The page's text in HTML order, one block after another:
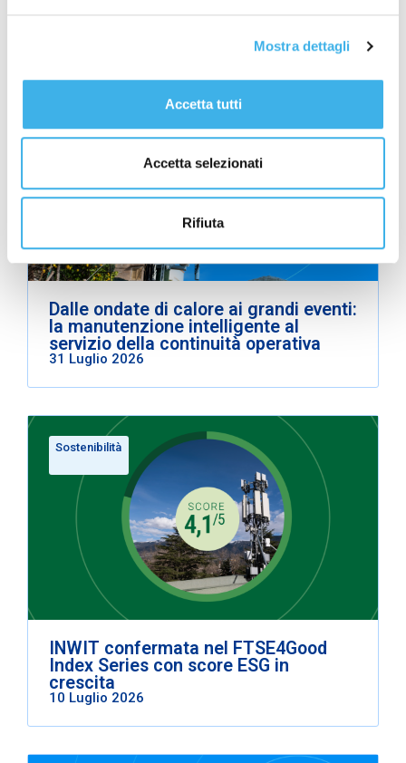
Mostra dettagli
Accetta tutti
Accetta selezionati
Rifiuta
Contenuti correlati
Dalle ondate di calore ai grandi eventi:
la manutenzione intelligente al
servizio della continuità operativa
31 Luglio 2026
Sostenibilità
INWIT confermata nel FTSE4Good
Index Series con score ESG in
crescita
10 Luglio 2026